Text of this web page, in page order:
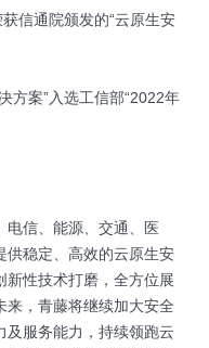
信通院颁发的“云原生安
方案”入选工信部“2022年
电信、能源、交通、医
供稳定、高效的云原生安
新性技术打磨，全方位展
来，青藤将继续加大安全
及服务能力，持续领跑云